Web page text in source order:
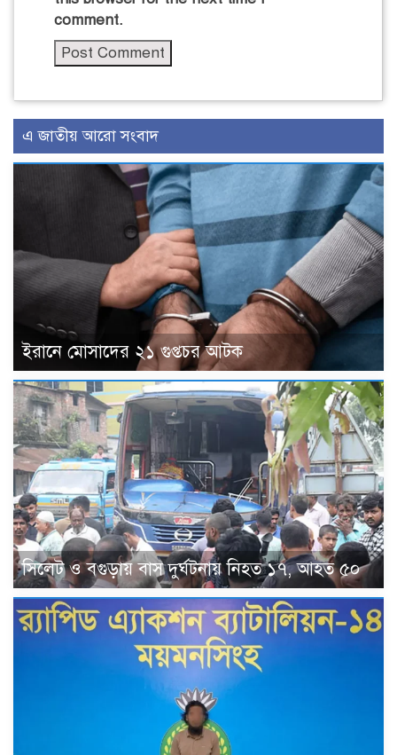
comment.
এ জাতীয় আরো সংবাদ
ইরানে মোসাদের ২১ গুপ্তচর আটক
সিলেট ও বগুড়ায় বাস দুর্ঘটনায় নিহত ১৭, আহত ৫০